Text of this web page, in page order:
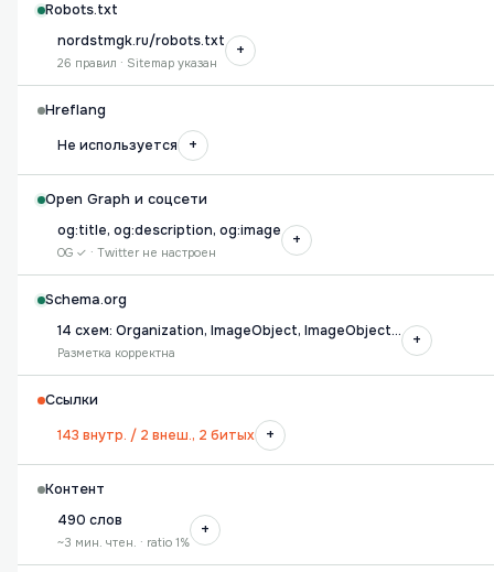
Robots.txt
nordstmgk.ru/robots.txt
26 правил · Sitemap указан
+
Hreflang
Не используется
+
Open Graph и соцсети
og:title, og:description, og:image
OG ✓ · Twitter не настроен
+
Schema.org
14 схем: Organization, ImageObject, ImageObject…
Разметка корректна
+
Ссылки
143 внутр. / 2 внеш., 2 битых
+
Контент
490 слов
~3 мин. чтен. · ratio 1%
+